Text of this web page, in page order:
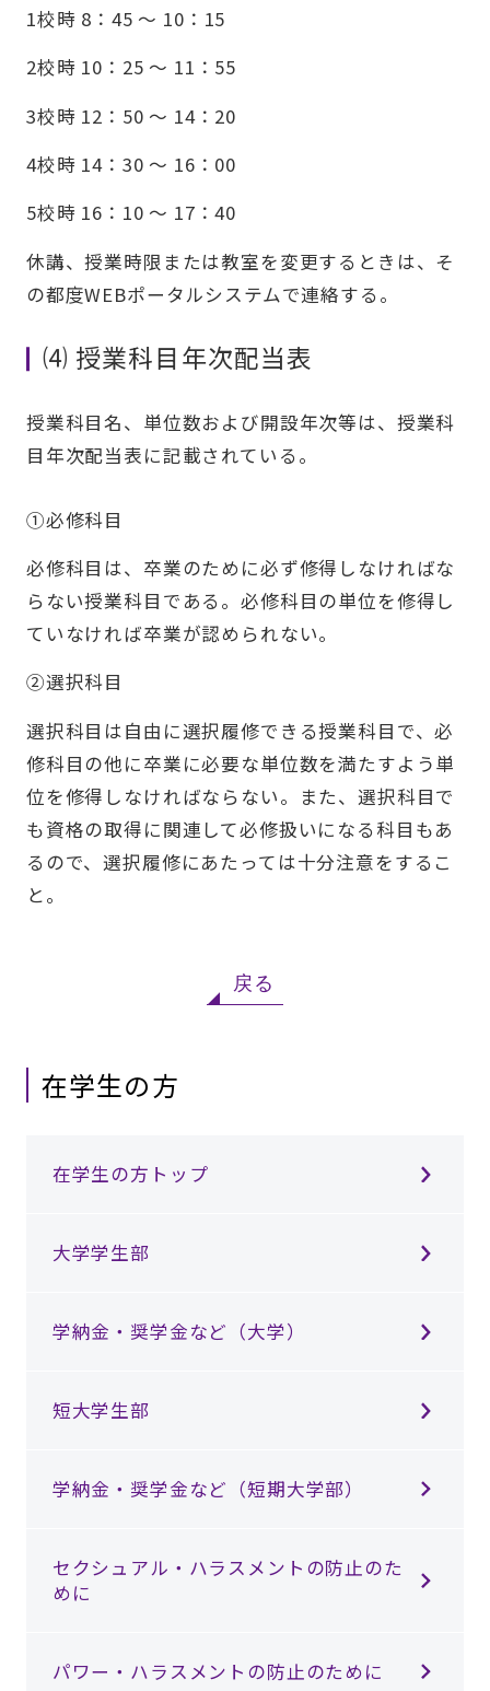
1校時 8：45 ～ 10：15
2校時 10：25 ～ 11：55
3校時 12：50 ～ 14：20
4校時 14：30 ～ 16：00
5校時 16：10 ～ 17：40
休講、授業時限または教室を変更するときは、そ
の都度WEBポータルシステムで連絡する。
⑷ 授業科目年次配当表
授業科目名、単位数および開設年次等は、授業科
目年次配当表に記載されている。
①必修科目
必修科目は、卒業のために必ず修得しなければな
らない授業科目である。必修科目の単位を修得し
ていなければ卒業が認められない。
②選択科目
選択科目は自由に選択履修できる授業科目で、必
修科目の他に卒業に必要な単位数を満たすよう単
位を修得しなければならない。また、選択科目で
も資格の取得に関連して必修扱いになる科目もあ
るので、選択履修にあたっては十分注意をするこ
と。
戻る
在学生の方
在学生の方トップ
大学学生部
学納金・奨学金など（大学）
短大学生部
学納金・奨学金など（短期大学部）
セクシュアル・ハラスメントの防止のた
めに
パワー・ハラスメントの防止のために